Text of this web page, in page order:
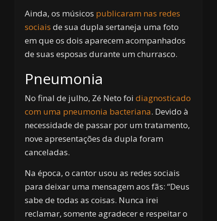
Ainda, os músicos publicaram nas redes
sociais de sua dupla sertaneja uma foto
em que os dois aparecem acompanhados
de suas esposas durante um churrasco.
Pneumonia
No final de julho, Zé Neto foi diagnosticado
com uma pneumonia bacteriana. Devido à
necessidade de passar por um tratamento,
nove apresentações da dupla foram
canceladas.
Na época, o cantor usou as redes sociais
para deixar uma mensagem aos fãs: “Deus
sabe de todas as coisas. Nunca irei
reclamar, somente agradecer e respeitar o